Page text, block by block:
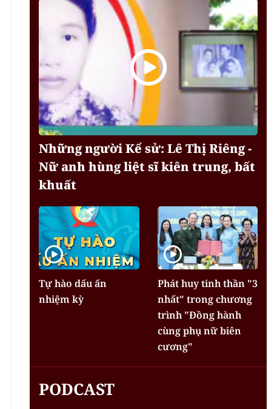
Những người Kể sử: Lê Thị Riêng -
Nữ anh hùng liệt sĩ kiên trung, bất
khuất
Tự hào dấu ấn
nhiệm kỳ
Phát huy tinh thần "3
nhất" trong chương
trình "Đồng hành
cùng phụ nữ biên
cương"
PODCAST